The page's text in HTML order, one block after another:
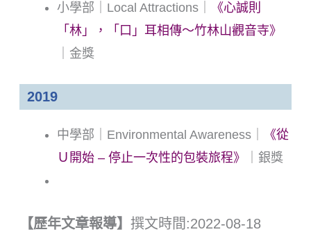
小學部｜Local Attractions｜
《心誠則
「林」，「口」耳相傳～竹林山觀音寺》
｜金獎
2019
中學部｜Environmental Awareness｜
《從
Ｕ開始 – 停止一次性的包裝旅程》
｜銀獎
【歷年文章報導】 撰文時間:2022-08-18